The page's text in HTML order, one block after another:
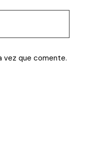
vez que comente.